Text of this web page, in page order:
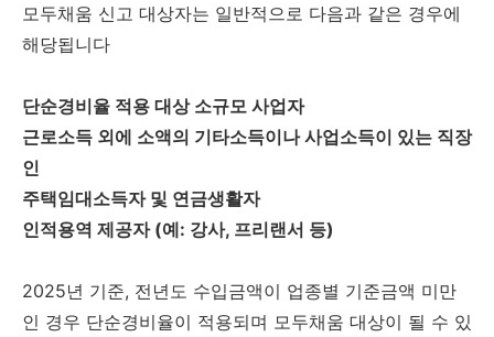
모두채움 신고 대상자는 일반적으로 다음과 같은 경우에
해당됩니다
단순경비율 적용 대상 소규모 사업자
근로소득 외에 소액의 기타소득이나 사업소득이 있는 직장
인
주택임대소득자 및 연금생활자
인적용역 제공자 (예: 강사, 프리랜서 등)
2025년 기준, 전년도 수입금액이 업종별 기준금액 미만
인 경우 단순경비율이 적용되며 모두채움 대상이 될 수 있